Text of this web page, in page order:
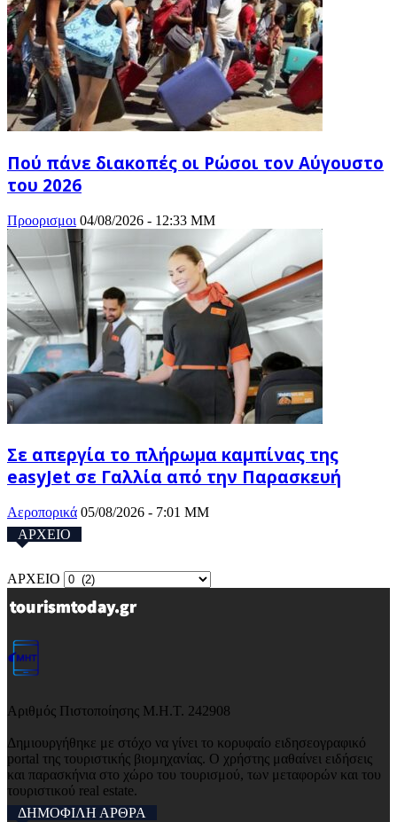
Πού πάνε διακοπές οι Ρώσοι τον Αύγουστο
του 2026
Προορισμοι 04/08/2026 - 12:33 ΜΜ
Σε απεργία το πλήρωμα καμπίνας της
easyJet σε Γαλλία από την Παρασκευή
Αεροπορικά 05/08/2026 - 7:01 ΜΜ
ΑΡΧΕΙΟ
ΑΡΧΕΙΟ
Αριθμός Πιστοποίησης Μ.Η.Τ. 242908
Δημιουργήθηκε με στόχο να γίνει το κορυφαίο ειδησεογραφικό
portal της τουριστικής βιομηχανίας. Ο χρήστης μαθαίνει ειδήσεις
και παρασκήνια στο χώρο του τουρισμού, των μεταφορών και του
τουριστικού real estate.
ΔΗΜΟΦΙΛΗ ΑΡΘΡΑ